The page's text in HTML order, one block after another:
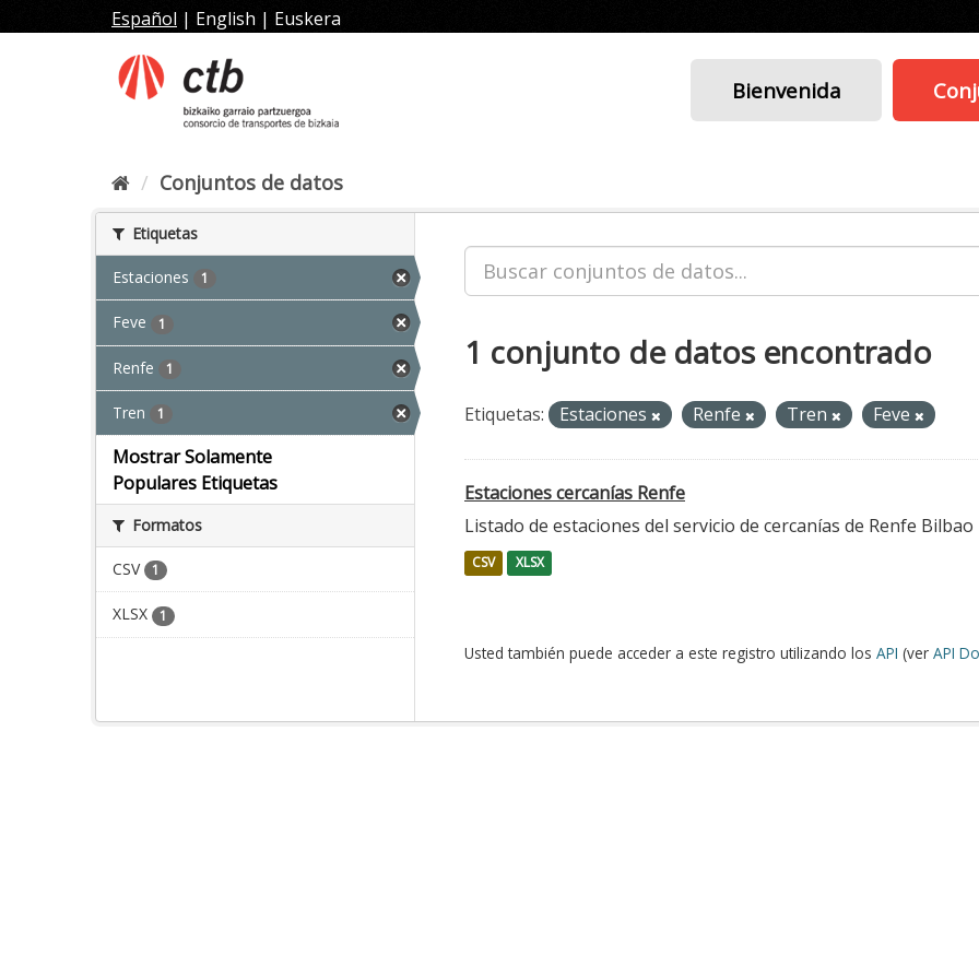
al
Español | English | Euskera
Bienvenida
Conjuntos de datos
Etiquetas
Estaciones 1
Feve 1
Renfe 1
Tren 1
Mostrar Solamente
Populares Etiquetas
Formatos
CSV 1
XLSX 1
1 conjunto de datos encontrado
Etiquetas: Estaciones Renfe Tren Feve
Estaciones cercanías Renfe
Listado de estaciones del servicio de cercanías de Renfe Bilbao
CSV XLSX
Usted también puede acceder a este registro utilizando los API (ver API